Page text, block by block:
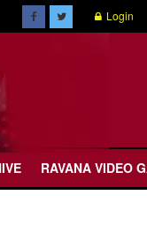
Login
RAVANA VIDEO